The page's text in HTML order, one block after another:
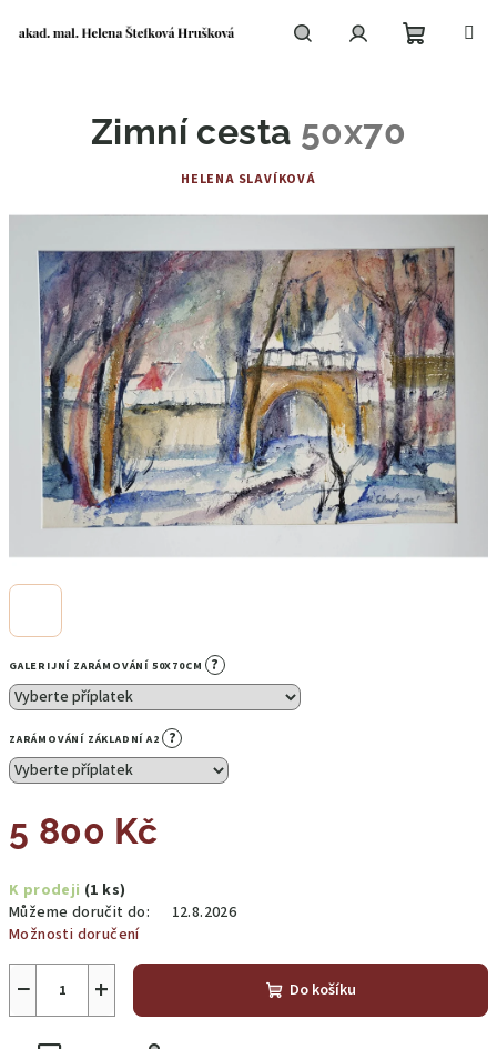
GALERIJNÍ ZARÁMOVÁNÍ 50X70CM ?
ZARÁMOVÁNÍ ZÁKLADNÍ A2 ?
5 800 Kč
cena:
K prodeji (1 ks)
Můžeme doručit do:
12.8.2026
Možnosti doručení
+
− Do košíku
Zimní cesta 50x70
HELENA SLAVÍKOVÁ